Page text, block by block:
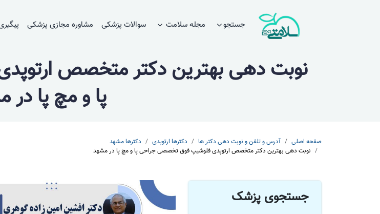
جستجو مجله سلامت سوالات پزشکی مشاوره مجازی پزشکی
نوبت دهی بهترین دکتر متخصص
پا و مچ پا در
صفحه اصلی آدرس و تلفن و نوبت دهی دکتر ها دکترها ارتوپدی
دکترها مشهد
نوبت دهی بهترین دکتر متخصص ارتوپدی فلوشیپ فوق تخصصی جراحی پا و مچ پا در مشهد
جستجوی پزشک